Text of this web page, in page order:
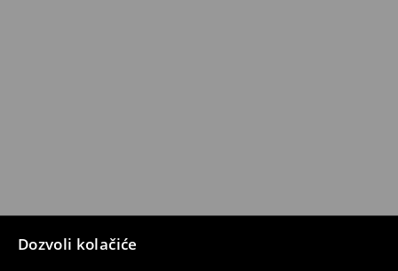
Dozvoli kolačiće